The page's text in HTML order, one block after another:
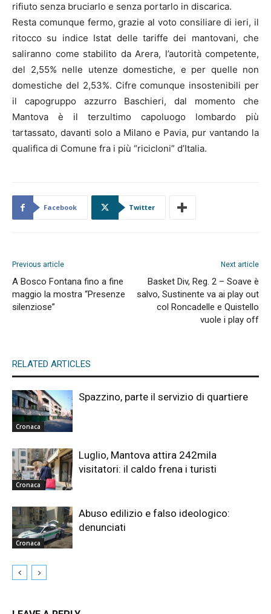
rifiuto senza bruciarlo e senza portarlo in discarica.
Resta comunque fermo, grazie al voto consiliare di ieri, il
ritocco su indice Istat delle tariffe dei mantovani, che
saliranno come stabilito da Arera, l’autorità competente,
del 2,55% nelle utenze domestiche, e per quelle non
domestiche del 2,53%. Cifre comunque insostenibili per
il capogruppo azzurro Baschieri, dal momento che
Mantova è il terzultimo capoluogo lombardo più
tartassato, davanti solo a Milano e Pavia, pur vantando la
qualifica di Comune fra i più “ricicloni” d’Italia.
Facebook Twitter
Previous article
A Bosco Fontana fino a fine
maggio la mostra “Presenze
silenziose”
Next article
Basket Div, Reg. 2 – Soave è
salvo, Sustinente va ai play out
col Roncadelle e Quistello
vuole i play off
RELATED ARTICLES
Cronaca
Spazzino, parte il servizio di quartiere
Cronaca
Luglio, Mantova attira 242mila
visitatori: il caldo frena i turisti
Cronaca
Abuso edilizio e falso ideologico:
denunciati